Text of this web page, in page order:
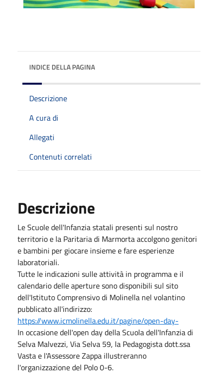
INDICE DELLA PAGINA
Descrizione
A cura di
Allegati
Contenuti correlati
Descrizione
Le Scuole dell'Infanzia statali presenti sul nostro
territorio e la Paritaria di Marmorta accolgono genitori
e bambini per giocare insieme e fare esperienze
laboratoriali.
Tutte le indicazioni sulle attività in programma e il
calendario delle aperture sono disponibili sul sito
dell'Istituto Comprensivo di Molinella nel volantino
pubblicato all'indirizzo:
https://www.icmolinella.edu.it/pagine/open-day-
In occasione dell'open day della Scuola dell'Infanzia di
Selva Malvezzi, Via Selva 59, la Pedagogista dott.ssa
Vasta e l'Assessore Zappa illustreranno
l'organizzazione del Polo 0-6.